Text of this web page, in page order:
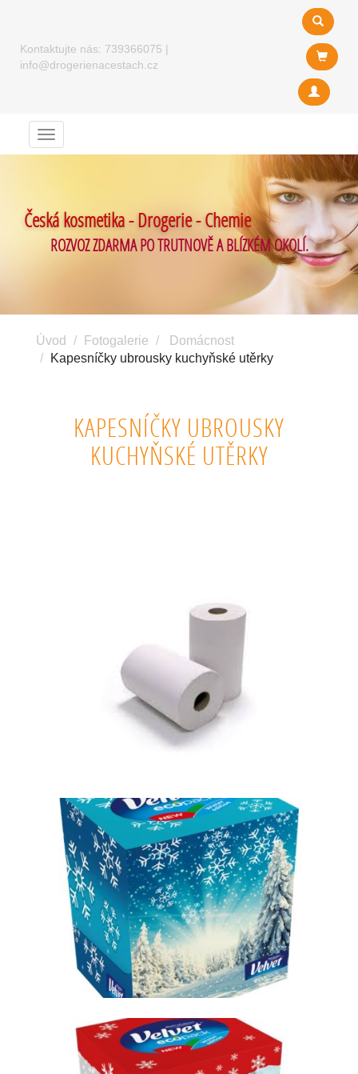
Kontaktujte nás: 739366075 |
info@drogerienacestach.cz
Menu
Česká kosmetika - Drogerie - Chemie
ROZVOZ ZDARMA PO TRUTNOVĚ A BLÍZKÉM OKOLÍ.
Úvod Fotogalerie
Domácnost
Kapesníčky ubrousky kuchyňské utěrky
KAPESNÍČKY UBROUSKY
KUCHYŇSKÉ UTĚRKY